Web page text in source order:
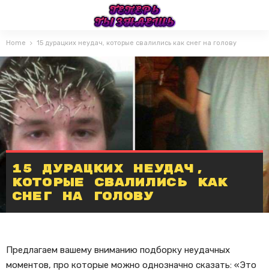
Home 15 дурацких неудач, которые свалились как снег на голову
15 дурацких неудач,
которые свалились как
снег на голову
Предлагаем вашему вниманию подборку неудачных
моментов, про которые можно однозначно сказать: «Это